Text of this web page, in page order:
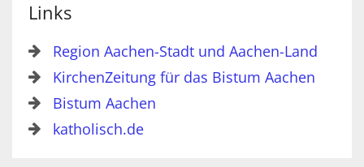
Links
Region Aachen-Stadt und Aachen-Land
KirchenZeitung für das Bistum Aachen
Bistum Aachen
katholisch.de